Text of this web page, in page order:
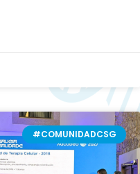
#COMUNIDADCSG